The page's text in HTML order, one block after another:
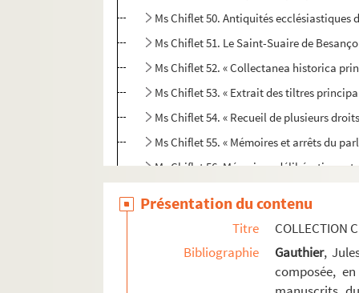
Ms Chiflet 50. Antiquités ecclésiastiques
Ms Chiflet 51. Le Saint-Suaire de
Ms Chiflet 52. « Collectanea historica
Ms Chiflet 53. « Extrait des tiltres
Ms Chiflet 54. « Recueil de plusieurs
Ms Chiflet 55. « Mémoires et arrêts du
Ms Chiflet 56. Mémoires, délibérations
Ms Chiflet 60. « Manuel des affaires de
Présentation du contenu
Titre
COLLECTION
Bibliographie
Gauthier,
composée,